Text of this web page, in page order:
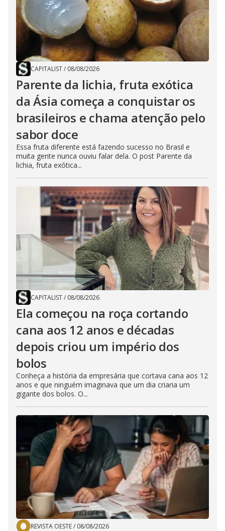
CAPITALIST/ 08/08/2026
Parente da lichia, fruta exótica
da Ásia começa a conquistar os
brasileiros e chama atenção pelo
sabor doce
Essa fruta diferente está fazendo sucesso no Brasil e
muita gente nunca ouviu falar dela. O post Parente da
lichia, fruta exótica...
CAPITALIST/ 08/08/2026
Ela começou na roça cortando
cana aos 12 anos e décadas
depois criou um império dos
bolos
Conheça a história da empresária que cortava cana aos 12
anos e que ninguém imaginava que um dia criaria um
gigante dos bolos. O...
REVISTA OESTE/ 08/08/2026